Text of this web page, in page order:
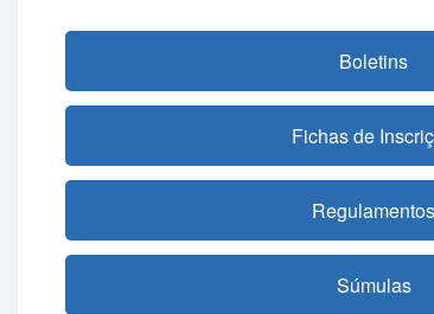
Boletins
Fichas de
Regulamentos
Súmulas